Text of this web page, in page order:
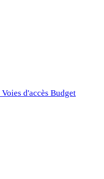
Voies d'accès Budget